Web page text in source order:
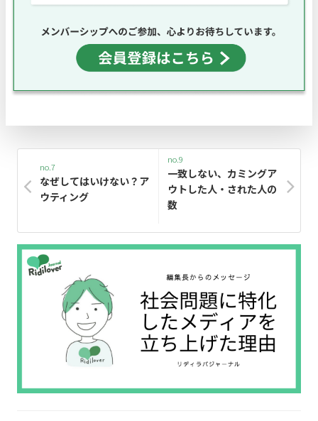
no.7
なぜしてはいけない？ア
ウティング
no.9
一致しない、カミングア
ウトした人・された人の
数